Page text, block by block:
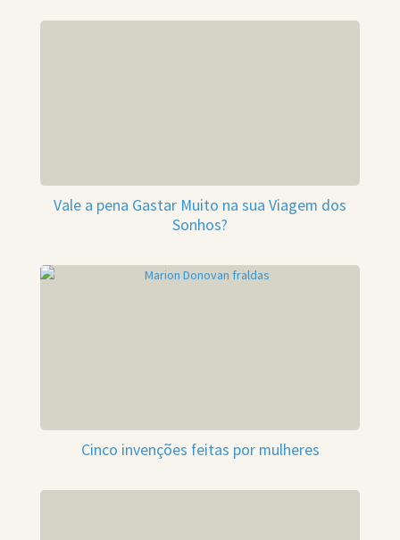
Vale a pena Gastar Muito na sua Viagem dos
Sonhos?
Cinco invenções feitas por mulheres